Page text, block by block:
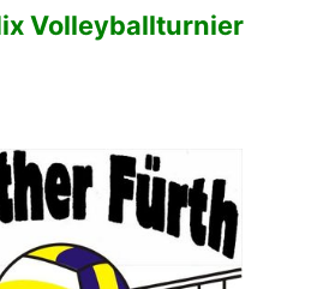
Volleyballturnier